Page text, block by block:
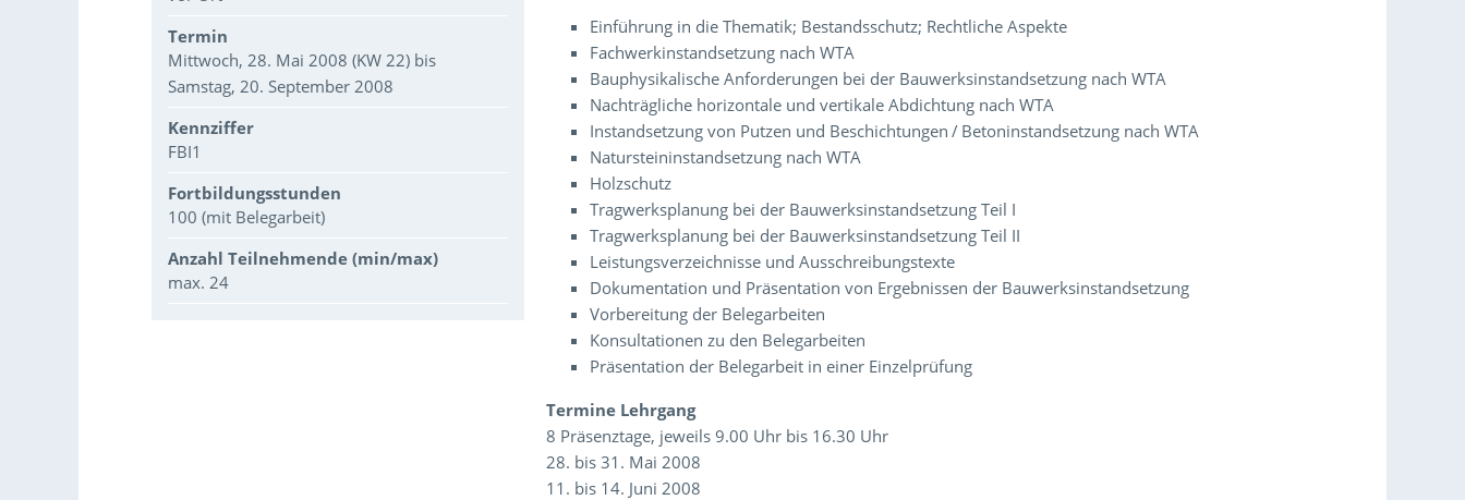
Termin
Mittwoch, 28. Mai 2008 (KW 22) bis
Samstag, 20. September 2008
Kennziffer
FBI1
Fortbildungsstunden
100 (mit Belegarbeit)
Anzahl Teilnehmende (min/max)
max. 24
Einführung in die Thematik; Bestandsschutz; Rechtliche Aspekte
Fachwerkinstandsetzung nach WTA
Bauphysikalische Anforderungen bei der Bauwerksinstandsetzung nach WTA
Nachträgliche horizontale und vertikale Abdichtung nach WTA
Instandsetzung von Putzen und Beschichtungen / Betoninstandsetzung nach WTA
Natursteininstandsetzung nach WTA
Holzschutz
Tragwerksplanung bei der Bauwerksinstandsetzung Teil I
Tragwerksplanung bei der Bauwerksinstandsetzung Teil II
Leistungsverzeichnisse und Ausschreibungstexte
Dokumentation und Präsentation von Ergebnissen der Bauwerks­instandsetzung
Vorbereitung der Belegarbeiten
Konsultationen zu den Belegarbeiten
Präsentation der Belegarbeit in einer Einzelprüfung
Termine Lehrgang
8 Präsenztage, jeweils 9.00 Uhr bis 16.30 Uhr
28. bis 31. Mai 2008
11. bis 14. Juni 2008